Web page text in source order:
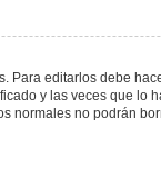
Para editarlos debe
y las veces que
no podrán